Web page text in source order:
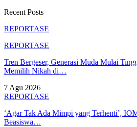
Recent Posts
REPORTASE
REPORTASE
Tren Bergeser, Generasi Muda Mulai
Memilih Nikah di…
7 Agu 2026
REPORTASE
‘Agar Tak Ada Mimpi yang Terhenti’,
Beasiswa…